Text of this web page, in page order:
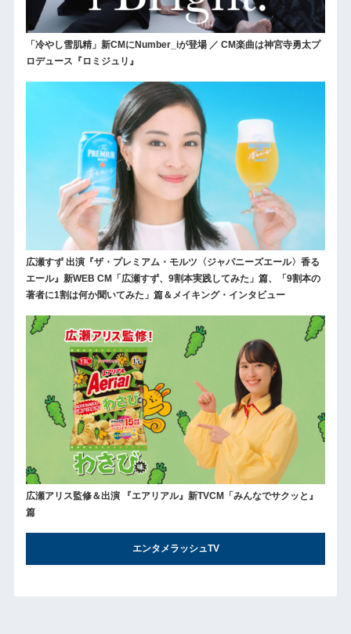
「冷やし雪肌精」新CMにNumber_iが登場 ／ CM楽曲は神宮寺勇太プ
ロデュース『ロミジュリ』
広瀬すず 出演『ザ・プレミアム・モルツ〈ジャパニーズエール〉香る
エール』新WEB CM「広瀬すず、9割本実践してみた」篇、「9割本の
著者に1割は何か聞いてみた」篇＆メイキング・インタビュー
広瀬アリス監修＆出演 『エアリアル』新TVCM「みんなでサクッと』
篇
エンタメラッシュTV